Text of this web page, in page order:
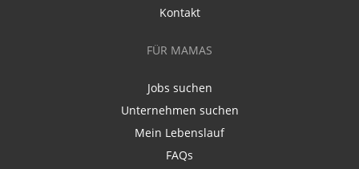
Kontakt
FÜR MAMAS
Jobs suchen
Unternehmen suchen
Mein Lebenslauf
FAQs